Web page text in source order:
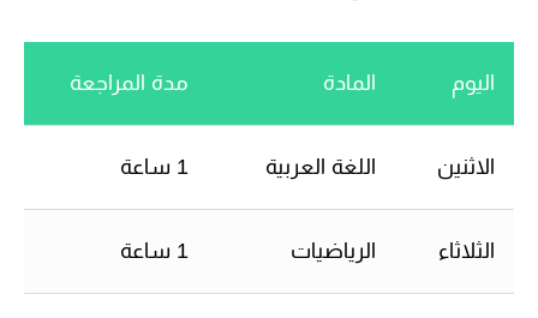
اليوم المادة مدة المراجعة
الاثنين اللغة العربية 1 ساعة
الثلاثاء الرياضيات 1 ساعة